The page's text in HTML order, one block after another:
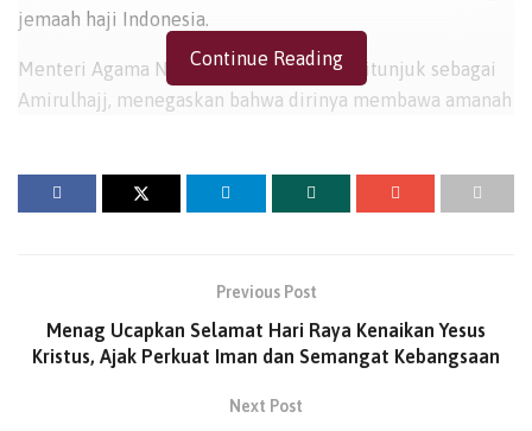
jemaah haji Indonesia.
Menteri Agama Nasaruddin Umar, yang ditunjuk sebagai
Amirulhajj, menegaskan bahwa dirinya membawa amanah
“Amirulhajj membawa amanah dari Presiden Prabowo
Subianto untuk memastikan seluruh jemaah Indonesia
penting,” ujar Nasaruddin dalam konferensi pers jelang
keberangkatan di Jakarta.
Umrah, Amirulhajj bertugas memimpin misi haji
Continue Reading
Previous Post
Menag Ucapkan Selamat Hari Raya Kenaikan Yesus
Kristus, Ajak Perkuat Iman dan Semangat Kebangsaan
Next Post